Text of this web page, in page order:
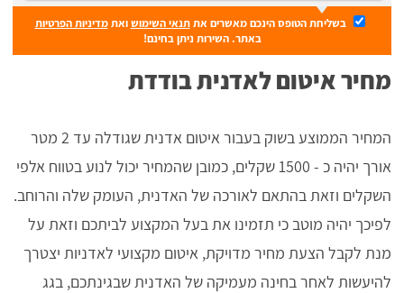
בשליחת הטופס הינכם מאשרים אתתנאי השימושואתמדיניות הפרטיות
באתר. השירות ניתן בחינם!
מחיר איטום לאדנית בודדת
המחיר הממוצע בשוק בעבור איטום אדנית שגודלה עד 2 מטר
אורך יהיה כ - 1500 שקלים, כמובן שהמחיר יכול לנוע בטווח אלפי
השקלים וזאת בהתאם לאורכה של האדנית, העומק שלה והרוחב.
לפיכך יהיה מוטב כי תזמינו את בעל המקצוע לביתכם וזאת על
מנת לקבל הצעת מחיר מדויקת, איטום מקצועי לאדניות יצטרך
להיעשות לאחר בחינה מעמיקה של האדנית שבגינתכם, בגג